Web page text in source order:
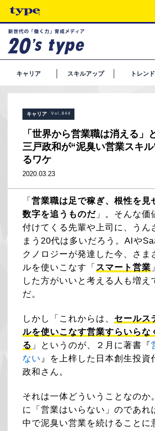
キャリア スキルアップ トレンド
キャリア Vol.844
「世界から営業職は消える」
三戸政和が“泥臭い営業スキ
るワケ
2020.03.23
「営業職は足で稼ぎ、根性を見
数字を追うものだ 」。そんな価
付けてくる先輩や上司に、うん
まう20代は多いだろう。AIや
クノロジーが発達した今、さま
ルを使いこなす「 スマート営業
した方がいいと考える人も増え
だ。
しかし「これからは、 セールス
ルを使いこなす営業すらいらな
る 」というのが、２月に著書『
ない 』を上梓した日本創生投資
政和さん。
それは一体どういうことなのか
に「営業はいらない」のであれ
中で泥臭い営業を続けることに